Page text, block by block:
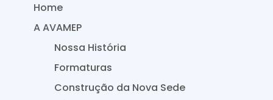
Home
A AVAMEP
Nossa História
Formaturas
Construção da Nova Sede